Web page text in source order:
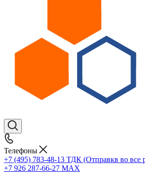
Телефоны
+7 (495) 783-48-13 ТДК (Отправкв во все
+7 926 287-66-27 МАХ